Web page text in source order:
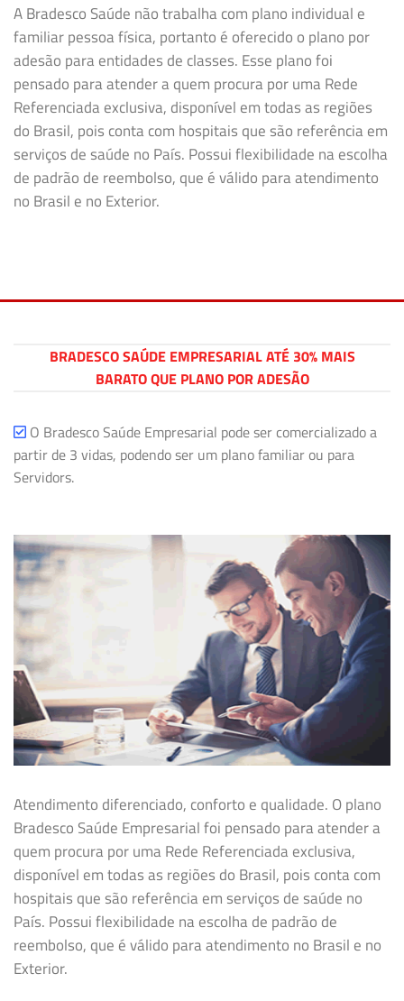
A Bradesco Saúde não trabalha com plano individual e
familiar pessoa física, portanto é oferecido o plano por
adesão para entidades de classes. Esse plano foi
pensado para atender a quem procura por uma Rede
Referenciada exclusiva, disponível em todas as regiões
do Brasil, pois conta com hospitais que são referência em
serviços de saúde no País. Possui flexibilidade na escolha
de padrão de reembolso, que é válido para atendimento
no Brasil e no Exterior.
BRADESCO SAÚDE EMPRESARIAL ATÉ 30% MAIS
BARATO QUE PLANO POR ADESÃO
O Bradesco Saúde Empresarial pode ser comercializado a
partir de 3 vidas, podendo ser um plano familiar ou para
Servidors.
Atendimento diferenciado, conforto e qualidade. O plano
Bradesco Saúde Empresarial foi pensado para atender a
quem procura por uma Rede Referenciada exclusiva,
disponível em todas as regiões do Brasil, pois conta com
hospitais que são referência em serviços de saúde no
País. Possui flexibilidade na escolha de padrão de
reembolso, que é válido para atendimento no Brasil e no
Exterior.